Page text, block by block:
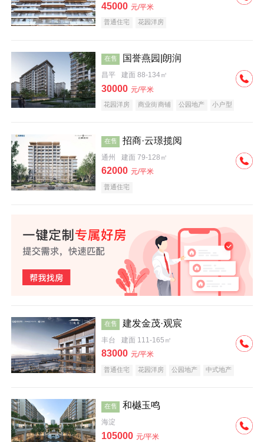
45000 元/平米
普通住宅 花园洋房
在售 国誉燕园|朗润
昌平 建面 88-134㎡
30000 元/平米
花园洋房 商业街商铺 公园地产
小户型
在售 招商·云璟揽阅
通州 建面 79-128㎡
62000 元/平米
普通住宅
在售 建发金茂·观宸
丰台 建面 111-165㎡
83000 元/平米
普通住宅 花园洋房 公园地产
中式地产
在售 和樾玉鸣
海淀
105000 元/平米